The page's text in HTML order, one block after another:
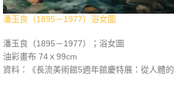
潘玉良（1895－1977）浴女圖
潘玉良（1895－1977）；浴女圖
油彩畫布 74ｘ99cm
資料：《長流美術館5週年館慶特展：從人體的